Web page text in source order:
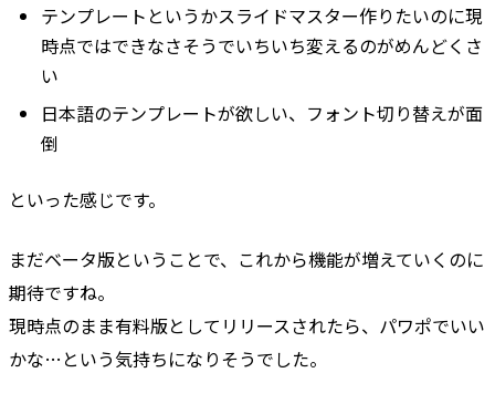
テンプレートというかスライドマスター作りたいのに現
時点ではできなさそうでいちいち変えるのがめんどくさ
い
日本語のテンプレートが欲しい、フォント切り替えが面
倒
といった感じです。
まだベータ版ということで、これから機能が増えていくのに
期待ですね。
現時点のまま有料版としてリリースされたら、パワポでいい
かな…という気持ちになりそうでした。